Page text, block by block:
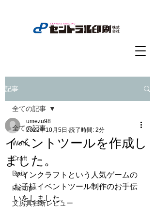
記事
全ての記事
Work
Craft
Daily
Pickup
文房具独断レビュー
全ての記事
イベントツールを作成し
ました。
umezu98
2022年10月5日 読了時間: 2分
マインクラフトという人気ゲームの
お子様イベントツール制作のお手伝
いをしました。